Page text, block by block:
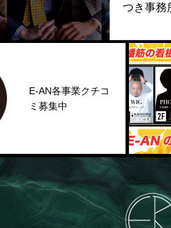
つき事務
E-AN各事業クチコ
ミ募集中